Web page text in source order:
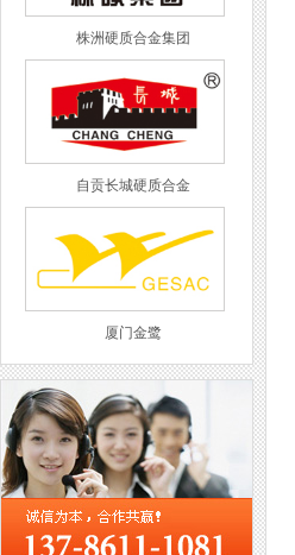
株洲硬质合金集团
自贡长城硬质合金
厦门金鹭
西工集团